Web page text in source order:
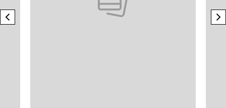
previous element